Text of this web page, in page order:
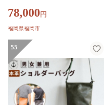
78,000 円
福岡県福岡市
55